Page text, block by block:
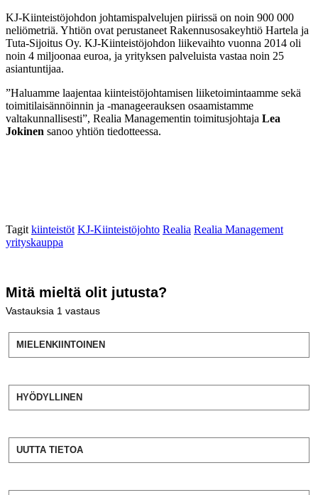
KJ-Kiinteistöjohdon johtamispalvelujen piirissä on noin 900 000
neliömetriä. Yhtiön ovat perustaneet Rakennusosakeyhtiö Hartela ja
Tuta-Sijoitus Oy. KJ-Kiinteistöjohdon liikevaihto vuonna 2014 oli
noin 4 miljoonaa euroa, ja yrityksen palveluista vastaa noin 25
asiantuntijaa.
”Haluamme laajentaa kiinteistöjohtamisen liiketoimintaamme sekä
toimitilaisännöinnin ja -manageerauksen osaamistamme
valtakunnallisesti”, Realia Managementin toimitusjohtaja Lea
Jokinen sanoo yhtiön tiedotteessa.
Tagit kiinteistöt KJ-Kiinteistöjohto Realia Realia Management
yrityskauppa
Mitä mieltä olit jutusta?
Vastauksia 1 vastaus
MIELENKIINTOINEN
HYÖDYLLINEN
UUTTA TIETOA